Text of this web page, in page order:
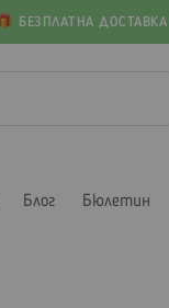
БЕЗПЛАТНА
Блог Бюлетин